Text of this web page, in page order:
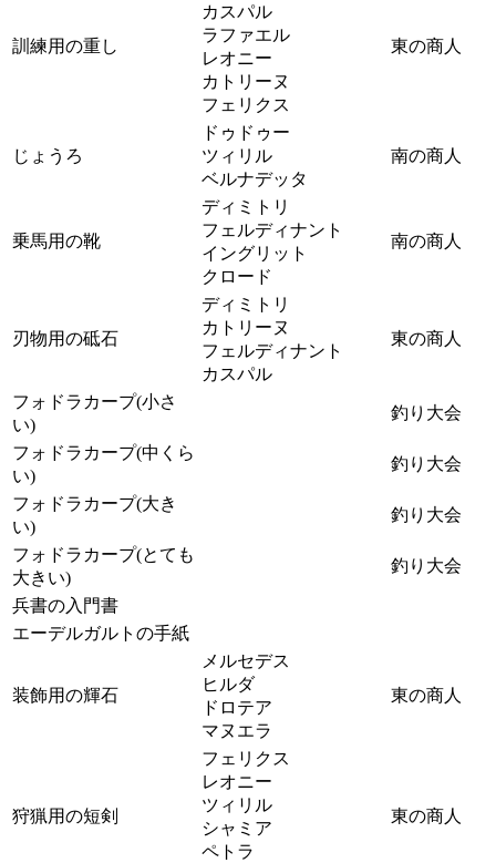
訓練用の重し
カスパル
ラファエル
レオニー
カトリーヌ
フェリクス
東の商人
じょうろ
ドゥドゥー
ツィリル
ベルナデッタ
南の商人
乗馬用の靴
ディミトリ
フェルディナント
イングリット
クロード
南の商人
刃物用の砥石
ディミトリ
カトリーヌ
フェルディナント
カスパル
東の商人
フォドラカープ(小さ
い)
釣り大会
フォドラカープ(中くら
い)
釣り大会
フォドラカープ(大き
い)
釣り大会
フォドラカープ(とても
大きい)
釣り大会
兵書の入門書
エーデルガルトの手紙
装飾用の輝石
メルセデス
ヒルダ
ドロテア
マヌエラ
東の商人
狩猟用の短剣
フェリクス
レオニー
ツィリル
シャミア
ペトラ
東の商人